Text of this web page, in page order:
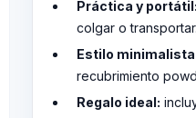
Práctica y portátil:
colgar o transportar.
Estilo
recubrimiento
Regalo ideal: